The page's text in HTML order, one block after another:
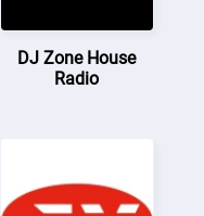
DJ Zone House
Radio